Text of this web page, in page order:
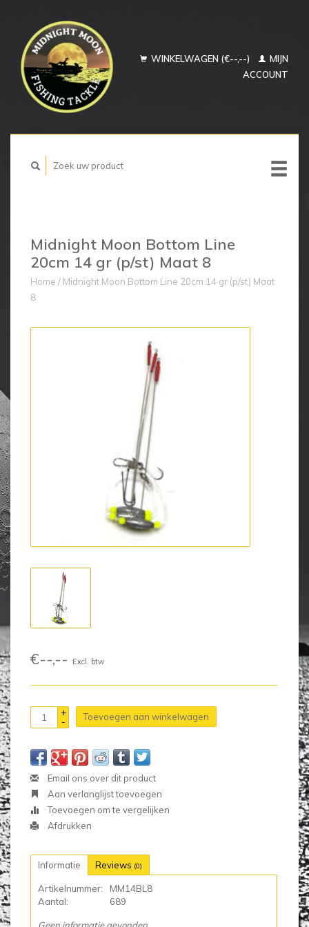
WINKELWAGEN (€--,--)
MIJN
ACCOUNT
Midnight Moon Bottom Line
20cm 14 gr (p/st) Maat 8
Home / Midnight Moon Bottom Line 20cm 14 gr (p/st) Maat
8
€--,-- Excl. btw
+
-
Toevoegen aan winkelwagen
Email ons over dit product
Aan verlanglijst toevoegen
Toevoegen om te vergelijken
Afdrukken
Informatie Reviews (0)
Artikelnummer:
MM14BL8
Aantal:
689